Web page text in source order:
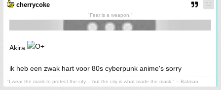
cherrycoke
"Fear is a weapon."
Akira
ik heb een zwak hart voor 80s cyberpunk anime's sorry
"I wear the mask to protect the city… but the city is what made the mask." – Batman